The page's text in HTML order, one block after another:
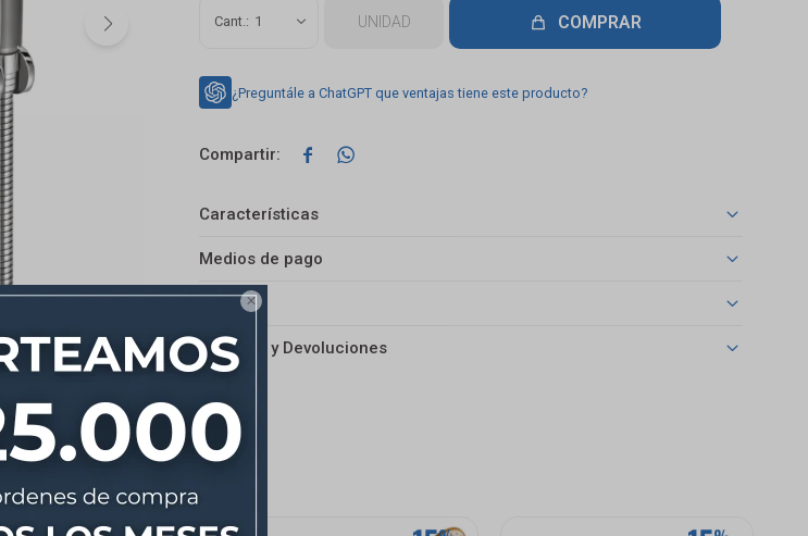

1 UNIDAD COMPRAR
¿Preguntále a ChatGPT que ventajas tiene este producto?
 
Características
Medios de pago
Envíos
Cambios y Devoluciones